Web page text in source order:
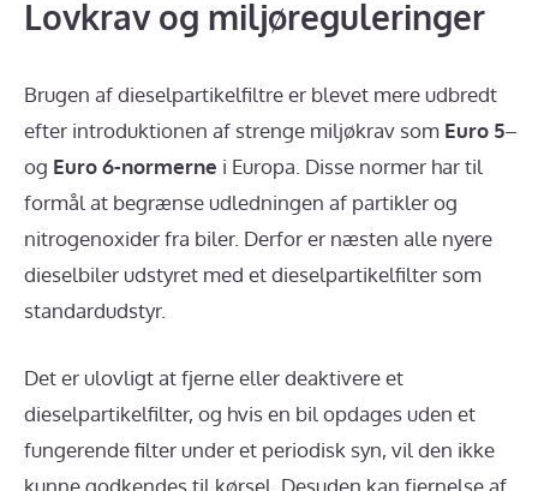
Lovkrav og miljøreguleringer
Brugen af dieselpartikelfiltre er blevet mere udbredt
efter introduktionen af strenge miljøkrav som Euro 5–
og Euro 6-normerne i Europa. Disse normer har til
formål at begrænse udledningen af partikler og
nitrogenoxider fra biler. Derfor er næsten alle nyere
dieselbiler udstyret med et dieselpartikelfilter som
standardudstyr.
Det er ulovligt at fjerne eller deaktivere et
dieselpartikelfilter, og hvis en bil opdages uden et
fungerende filter under et periodisk syn, vil den ikke
kunne godkendes til kørsel. Desuden kan fjernelse af